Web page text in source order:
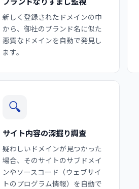
新しく登録されたドメインの中
から、御社のブランド名に似た
悪質なドメインを自動で発見し
ます。
🔍
サイト内容の深掘り調査
疑わしいドメインが見つかった
場合、そのサイトのサブドメイ
ンやソースコード（ウェブサイ
トのプログラム情報）を自動で